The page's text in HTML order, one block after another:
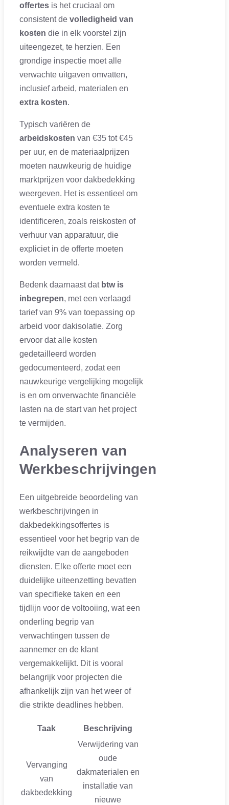
offertes is het cruciaal om
consistent de volledigheid van
kosten die in elk voorstel zijn
uiteengezet, te herzien. Een
grondige inspectie moet alle
verwachte uitgaven omvatten,
inclusief arbeid, materialen en
extra kosten.
Typisch variëren de
arbeidskosten van €35 tot €45
per uur, en de materiaalprijzen
moeten nauwkeurig de huidige
marktprijzen voor dakbedekking
weergeven. Het is essentieel om
eventuele extra kosten te
identificeren, zoals reiskosten of
verhuur van apparatuur, die
expliciet in de offerte moeten
worden vermeld.
Bedenk daarnaast dat btw is
inbegrepen, met een verlaagd
tarief van 9% van toepassing op
arbeid voor dakisolatie. Zorg
ervoor dat alle kosten
gedetailleerd worden
gedocumenteerd, zodat een
nauwkeurige vergelijking mogelijk
is en om onverwachte financiële
lasten na de start van het project
te vermijden.
Analyseren van
Werkbeschrijvingen
Een uitgebreide beoordeling van
werkbeschrijvingen in
dakbedekkingsoffertes is
essentieel voor het begrip van de
reikwijdte van de aangeboden
diensten. Elke offerte moet een
duidelijke uiteenzetting bevatten
van specifieke taken en een
tijdlijn voor de voltooiing, wat een
onderling begrip van
verwachtingen tussen de
aannemer en de klant
vergemakkelijkt. Dit is vooral
belangrijk voor projecten die
afhankelijk zijn van het weer of
die strikte deadlines hebben.
Taak Beschrijving
Vervanging
van
dakbedekking
Verwijdering van
oude
dakmaterialen en
installatie van
nieuwe